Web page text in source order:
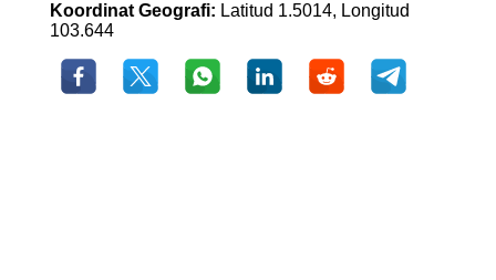
Koordinat Geografi: Latitud 1.5014, Longitud
103.644